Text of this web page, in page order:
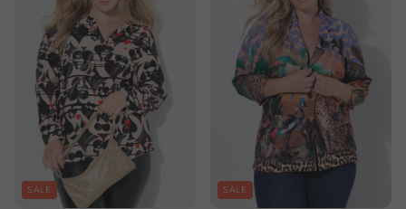
SALE SALE